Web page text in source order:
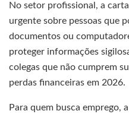
No setor profissional, a
urgente sobre pessoas que
documentos ou
proteger informações
colegas que não cumprem
perdas financeiras em 2026.
Para quem busca emprego,